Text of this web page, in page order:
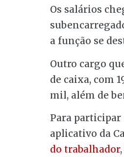
Os salários
a função se
Outro cargo
de caixa, com
mil, além de
Para participar
aplicativo da
do trabalhador